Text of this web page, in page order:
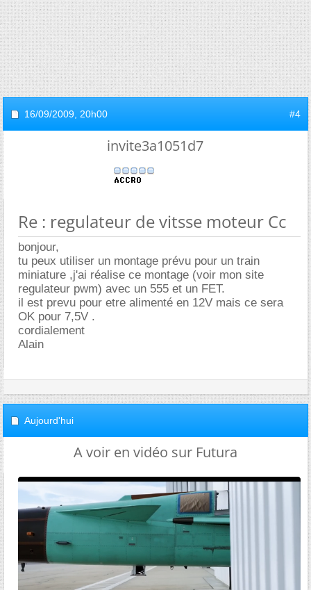
16/09/2009, 20h00 #4
invite3a1051d7
Re : regulateur de vitsse moteur Cc
bonjour,
tu peux utiliser un montage prévu pour un train
miniature ,j'ai réalise ce montage (voir mon site
regulateur pwm) avec un 555 et un FET.
il est prevu pour etre alimenté en 12V mais ce sera
OK pour 7,5V .
cordialement
Alain
Aujourd'hui
A voir en vidéo sur Futura